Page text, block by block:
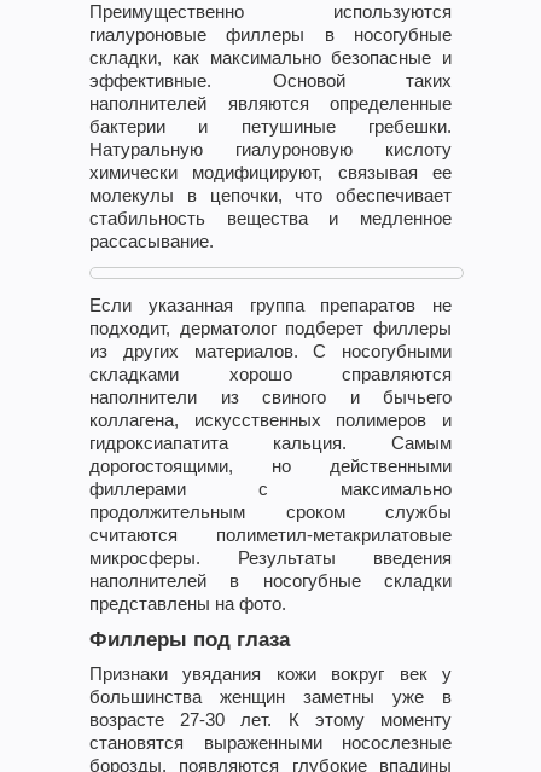
Преимущественно используются
гиалуроновые филлеры в носогубные
складки, как максимально безопасные и
эффективные. Основой таких
наполнителей являются определенные
бактерии и петушиные гребешки.
Натуральную гиалуроновую кислоту
химически модифицируют, связывая ее
молекулы в цепочки, что обеспечивает
стабильность вещества и медленное
рассасывание.
Если указанная группа препаратов не
подходит, дерматолог подберет филлеры
из других материалов. С носогубными
складками хорошо справляются
наполнители из свиного и бычьего
коллагена, искусственных полимеров и
гидроксиапатита кальция. Самым
дорогостоящими, но действенными
филлерами с максимально
продолжительным сроком службы
считаются полиметил-метакрилатовые
микросферы. Результаты введения
наполнителей в носогубные складки
представлены на фото.
Филлеры под глаза
Признаки увядания кожи вокруг век у
большинства женщин заметны уже в
возрасте 27-30 лет. К этому моменту
становятся выраженными носослезные
борозды, появляются глубокие впадины